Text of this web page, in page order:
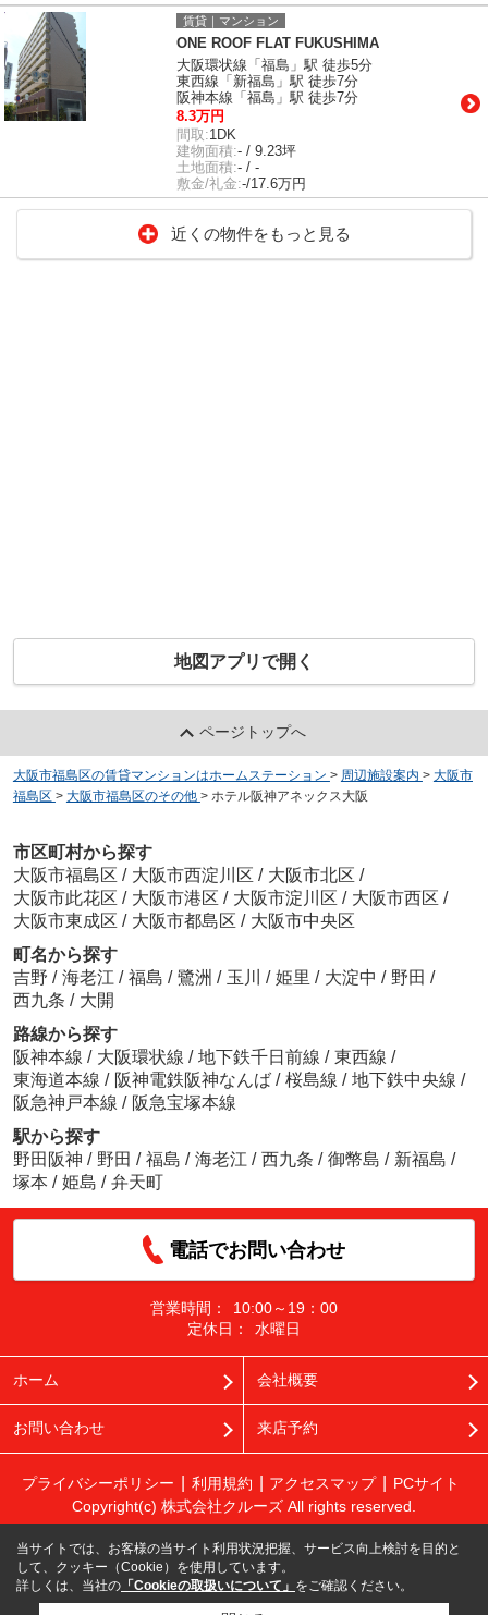
賃貸｜マンション
ONE ROOF FLAT FUKUSHIMA
大阪環状線「福島」駅 徒歩5分
東西線「新福島」駅 徒歩7分
阪神本線「福島」駅 徒歩7分
8.3万円
間取:1DK
建物面積:- / 9.23坪
土地面積:- / -
敷金/礼金:-/17.6万円
近くの物件をもっと見る
地図アプリで開く
ページトップへ
大阪市福島区の賃貸マンションはホームステーション > 周辺施設案内 > 大阪市
福島区 > 大阪市福島区のその他 > ホテル阪神アネックス大阪
市区町村から探す
大阪市福島区 / 大阪市西淀川区 / 大阪市北区 /
大阪市此花区 / 大阪市港区 / 大阪市淀川区 / 大阪市西区 /
大阪市東成区 / 大阪市都島区 / 大阪市中央区
町名から探す
吉野 / 海老江 / 福島 / 鷺洲 / 玉川 / 姫里 / 大淀中 / 野田 /
西九条 / 大開
路線から探す
阪神本線 / 大阪環状線 / 地下鉄千日前線 / 東西線 /
東海道本線 / 阪神電鉄阪神なんば / 桜島線 / 地下鉄中央線 /
阪急神戸本線 / 阪急宝塚本線
駅から探す
野田阪神 / 野田 / 福島 / 海老江 / 西九条 / 御幣島 / 新福島 /
塚本 / 姫島 / 弁天町
電話でお問い合わせ
営業時間：
10:00～19：00
定休日：
水曜日
ホーム 会社概要
お問い合わせ 来店予約
プライバシーポリシー 利用規約 アクセスマップ
PCサイト
Copyright(c) 株式会社クルーズ All rights reserved.
当サイトでは、お客様の当サイト利用状況把握、サービス向上検討を目的と
して、クッキー（Cookie）を使用しています。
詳しくは、当社の 「Cookieの取扱いについて」 をご確認ください。